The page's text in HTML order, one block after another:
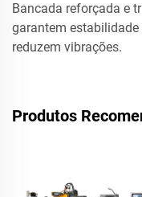
Bancada reforçada e
garantem
reduzem vibrações.
Produtos